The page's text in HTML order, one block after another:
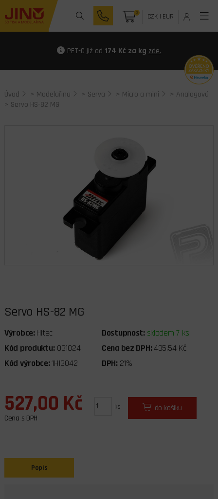
0 CZK| EUR
PET-G již od 174 Kč za kg zde.
Úvod > Modelařina > Serva > Micro a mini > Analogová
> Servo HS-82 MG
Servo HS-82 MG
Výrobce: Hitec Dostupnost: skladem 7 ks
Kód produktu: 031024 Cena bez DPH: 435,54 Kč
Kód výrobce:1HI3042 DPH: 21%
527,00 Kč
Cena s DPH
ks do košíku
Popis